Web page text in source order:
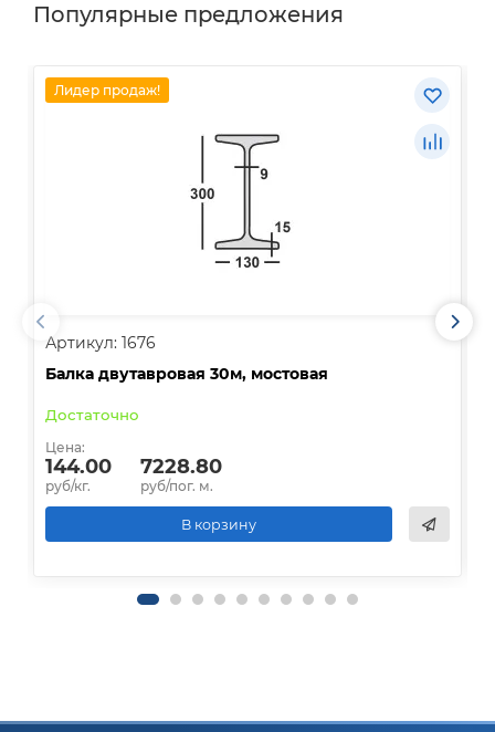
Популярные предложения
Лидер продаж!
Артикул: 1676
Балка двутавровая 30м, мостовая
Достаточно
Цена:
144.00
руб/кг.
7228.80
руб/пог. м.
В корзину